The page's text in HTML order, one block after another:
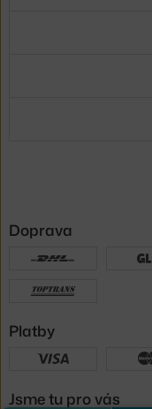
Doprava
Platby
Jsme tu pro vás